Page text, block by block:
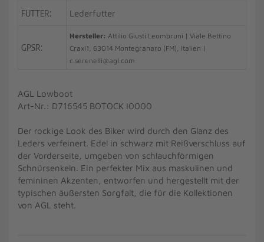
FUTTER: Lederfutter
GPSR:
Hersteller: Attilio Giusti Leombruni | Viale Bettino
Craxi1, 63014 Montegranaro (FM), Italien |
c.serenelli@agl.com
AGL Lowboot
Art-Nr.: D716545 BOTOCK I0000
Der rockige Look des Biker wird durch den Glanz des
Leders verfeinert. Edel in schwarz mit Reißverschluss auf
der Vorderseite, umgeben von schlauchförmigen
Schnürsenkeln. Ein perfekter Mix aus maskulinen und
femininen Akzenten, entworfen und hergestellt mit der
typischen äußersten Sorgfalt, die für die Kollektionen
von AGL steht.